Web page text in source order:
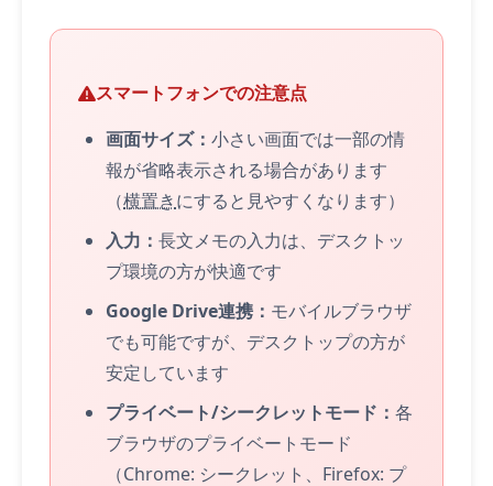
スマートフォンでの注意点
画面サイズ： 小さい画面では一部の情
報が省略表示される場合があります
（横置きにすると見やすくなります）
入力： 長文メモの入力は、デスクトッ
プ環境の方が快適です
Google Drive連携： モバイルブラウザ
でも可能ですが、デスクトップの方が
安定しています
プライベート/シークレットモード： 各
ブラウザのプライベートモード
（Chrome: シークレット、Firefox: プ